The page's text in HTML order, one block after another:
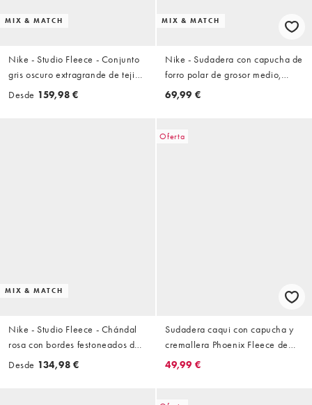
MIX & MATCH
Nike - Studio Fleece - Conjunto
gris oscuro extragrande de tejido
grueso
Desde 159,98 €
MIX & MATCH
Nike - Sudadera con capucha de
forro polar de grosor medio,
corta y con bajo ondulado en
69,99 €
MIX & MATCH
Nike - Studio Fleece - Chándal
rosa con bordes festoneados de
tejido de grosor medio
Desde 134,98 €
Oferta
Sudadera caqui con capucha y
cremallera Phoenix Fleece de
Nike
49,99 €